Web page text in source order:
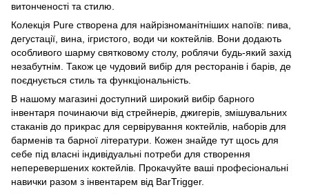
витонченості та стилю.
Колекція Pure створена для найрізноманітніших напоїв: пива,
дегустації, вина, ігристого, води чи коктейлів. Вони додають
особливого шарму святковому столу, роблячи будь-який захід
незабутнім. Також це чудовий вибір для ресторанів і барів, де
поєднується стиль та функціональність.
В нашому магазині доступний широкий вибір барного
інвентаря починаючи від стрейнерів, джигерів, змішувальних
стаканів до прикрас для сервірування коктейлів, наборів для
барменів та барної літератури. Кожен знайде тут щось для
себе під власні індивідуальні потреби для створення
неперевершених коктейлів. Прокачуйте ваші професіональні
навички разом з інвентарем від BarTrigger.